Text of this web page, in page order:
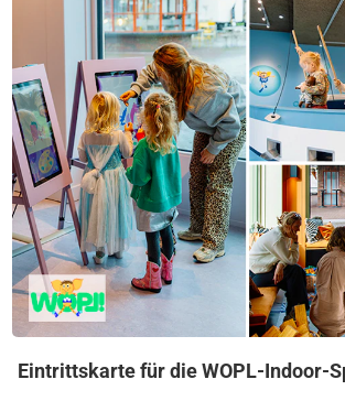
Eintrittskarte für die WOPL-Indoor-